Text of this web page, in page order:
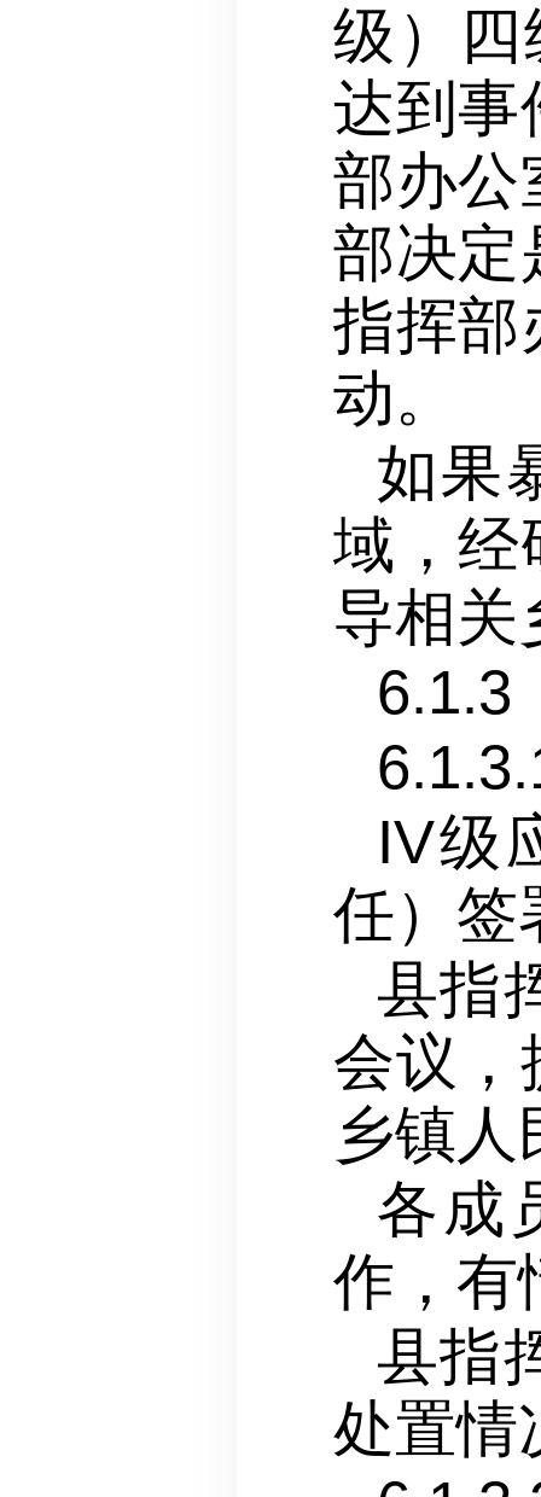
级）
达到事
部办公
部决定
指挥部
动。
如果
域，经
导相关
6.1.3
IV级
任）签
县指
会议，
乡镇人
各成
作，有
县指
处置情